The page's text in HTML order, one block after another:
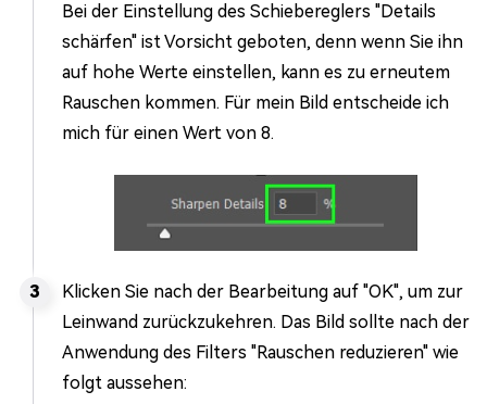
Bei der Einstellung des Schiebereglers "Details
schärfen" ist Vorsicht geboten, denn wenn Sie ihn
auf hohe Werte einstellen, kann es zu erneutem
Rauschen kommen. Für mein Bild entscheide ich
mich für einen Wert von 8.
Klicken Sie nach der Bearbeitung auf "OK", um zur
Leinwand zurückzukehren. Das Bild sollte nach der
Anwendung des Filters "Rauschen reduzieren" wie
folgt aussehen: